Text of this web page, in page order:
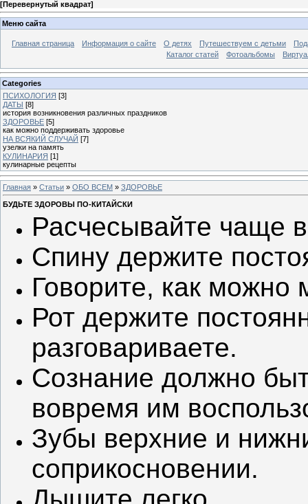
[Перевернутый квадрат]
Меню сайта
Главная страница Информация о сайте О детях Путешествуем с детьми
Каталог статей
Фотоальбомы
Categories
ПСИХОЛОГИЯ [3]
ДАТЫ [8]
история возникновения различных праздников
ЗДОРОВЬЕ [5]
как можно поддерживать здоровье
НА ВСЯКИЙ СЛУЧАЙ [7]
узелки на память
КУЛИНАРИЯ [1]
кулинарные рецепты
Главная » Статьи » ОБО ВСЕМ » ЗДОРОВЬЕ
БУДЬТЕ ЗДОРОВЫ ПО-КИТАЙСКИ
Расчесывайте чаще
Спину держите
Говорите, как можно
Рот держите
разговариваете.
Сознание должно
вовремя им
Зубы верхние и
соприкосновении.